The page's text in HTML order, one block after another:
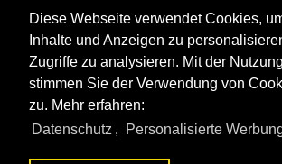
Diese Webseite verwendet Cookies,
Inhalte und Anzeigen zu
Zugriffe zu analysieren. Mit der Nutzung
stimmen Sie der Verwendung von
zu. Mehr erfahren:
Datenschutz , Personalisierte